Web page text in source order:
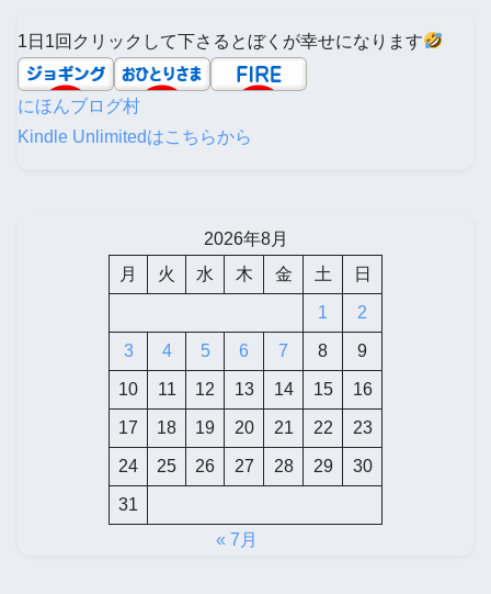
1日1回クリックして下さるとぼくが幸せになります
にほんブログ村
Kindle Unlimitedはこちらから
2026年8月
月
火 水 木 金 土 日
1 2
3 4 5 6 7 8 9
10 11 12 13 14 15 16
17 18 19 20 21 22 23
24 25 26 27 28 29 30
31
« 7月